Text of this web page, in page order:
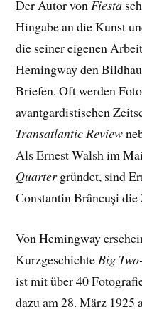
Der Autor vonFiesta
Hingabe an die Kunst
die seiner eigenen
Hemingway den
Briefen. Oft werden
avantgardistischen
Transatlantic Review
Als Ernest Walsh im
Quartergründet, sind
Constantin Brâncuși die
Von Hemingway
KurzgeschichteBig
ist mit über 40
dazu am 28. März 1925